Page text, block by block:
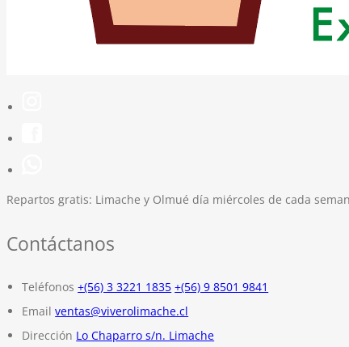
Repartos gratis: Limache y Olmué día miércoles de cada
Contáctanos
Teléfonos +(56) 3 3221 1835 +(56) 9 8501 9841
Email ventas@viverolimache.cl
Dirección Lo Chaparro s/n. Limache